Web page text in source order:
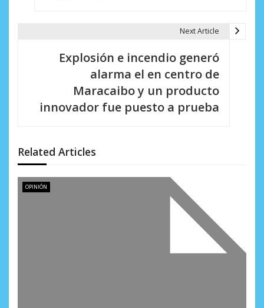
e
e
Next Article
Explosión e incendio generó
alarma el en centro de
Maracaibo y un producto
innovador fue puesto a prueba
Related Articles
OPINIÓN